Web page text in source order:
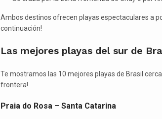
Ambos destinos ofrecen playas espectaculares a
continuación!
Las mejores playas del sur de
Te mostramos las 10 mejores playas de Brasil
frontera!
Praia do Rosa – Santa Catarina